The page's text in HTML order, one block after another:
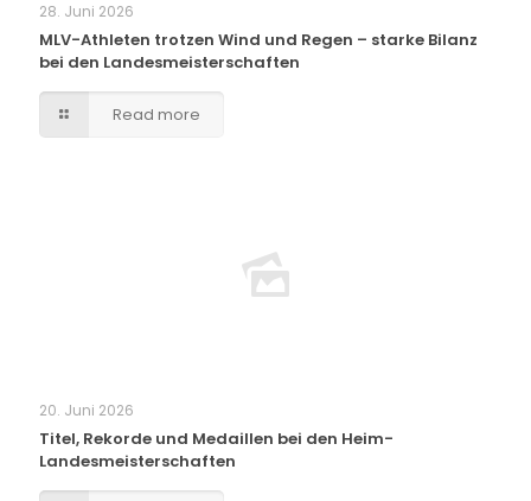
28. Juni 2026
MLV-Athleten trotzen Wind und Regen – starke Bilanz
bei den Landesmeisterschaften
Read more
20. Juni 2026
Titel, Rekorde und Medaillen bei den Heim-
Landesmeisterschaften